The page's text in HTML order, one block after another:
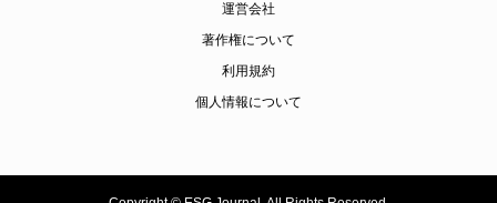
運営会社
著作権について
利用規約
個人情報について